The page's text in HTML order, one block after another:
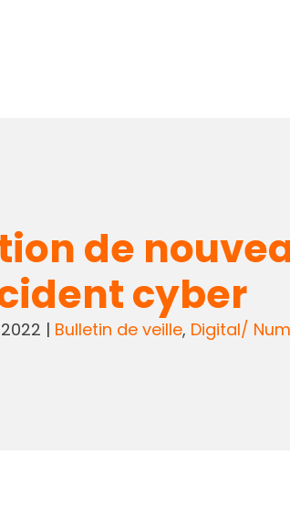
de
cyber
| Bulletin de veille, Digital/